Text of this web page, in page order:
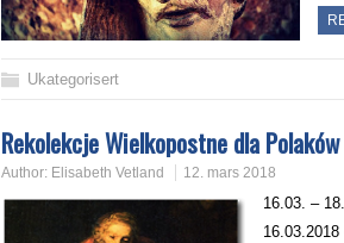
Ukategorisert
Rekolekcje Wielkopostne dla Polaków
Author: Elisabeth Vetland 12. mars 2018
16.03. –